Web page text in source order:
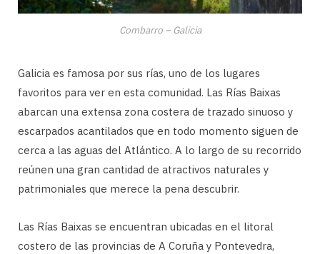
Combarro – Galicia
Galicia es famosa por sus rías, uno de los lugares
favoritos para ver en esta comunidad. Las Rías Baixas
abarcan una extensa zona costera de trazado sinuoso y
escarpados acantilados que en todo momento siguen de
cerca a las aguas del Atlántico. A lo largo de su recorrido
reúnen una gran cantidad de atractivos naturales y
patrimoniales que merece la pena descubrir.
Las Rías Baixas se encuentran ubicadas en el litoral
costero de las provincias de A Coruña y Pontevedra,